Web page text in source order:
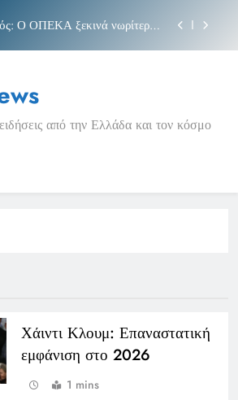
Ο ΟΠΕΚΑ ξεκινά νωρίτερα
και η φράση «Κρήτη
Ο ΟΠΕΚΑ ξεκινά νωρίτερα
και η φράση «Κρήτη
από την Ελλάδα και τον κόσμο
Χάιντι Κλουμ: Επαναστατική
εμφάνιση στο 2026
1 mins